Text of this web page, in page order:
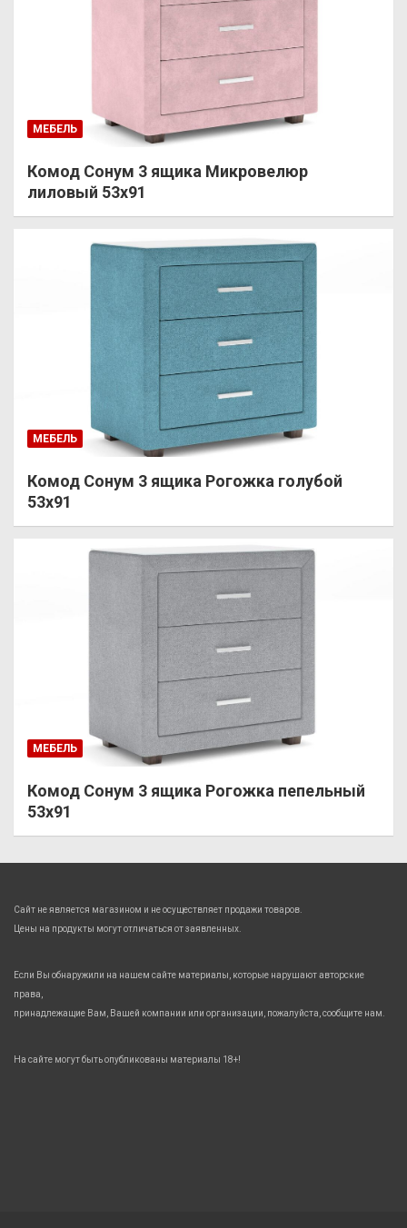
МЕБЕЛЬ
Комод Сонум 3 ящика Микровелюр
лиловый 53х91
МЕБЕЛЬ
Комод Сонум 3 ящика Рогожка голубой
53х91
МЕБЕЛЬ
Комод Сонум 3 ящика Рогожка пепельный
53х91
Сайт не является магазином и не осуществляет продажи товаров.
Цены на продукты могут отличаться от заявленных.
Если Вы обнаружили на нашем сайте материалы, которые нарушают авторские
права,
принадлежащие Вам, Вашей компании или организации, пожалуйста, сообщите нам.
На сайте могут быть опубликованы материалы 18+!